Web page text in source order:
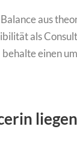
aus
als
einen